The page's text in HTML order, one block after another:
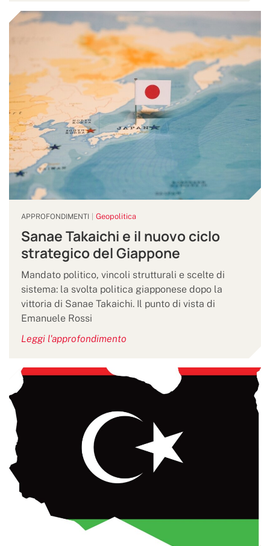
APPROFONDIMENTI Geopolitica
Sanae Takaichi e il nuovo ciclo
strategico del Giappone
Mandato politico, vincoli strutturali e scelte di
sistema: la svolta politica giapponese dopo la
vittoria di Sanae Takaichi. Il punto di vista di
Emanuele Rossi
Leggi l'approfondimento